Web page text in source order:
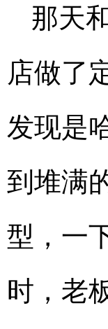
那天
店做了
发现是
到堆满
型，一
时，老